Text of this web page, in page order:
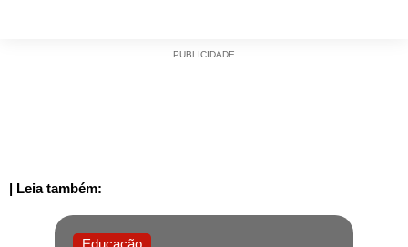
PUBLICIDADE
| Leia também:
Educação